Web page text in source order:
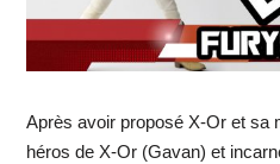
Après avoir proposé X-Or et sa
héros de X-Or (Gavan) et